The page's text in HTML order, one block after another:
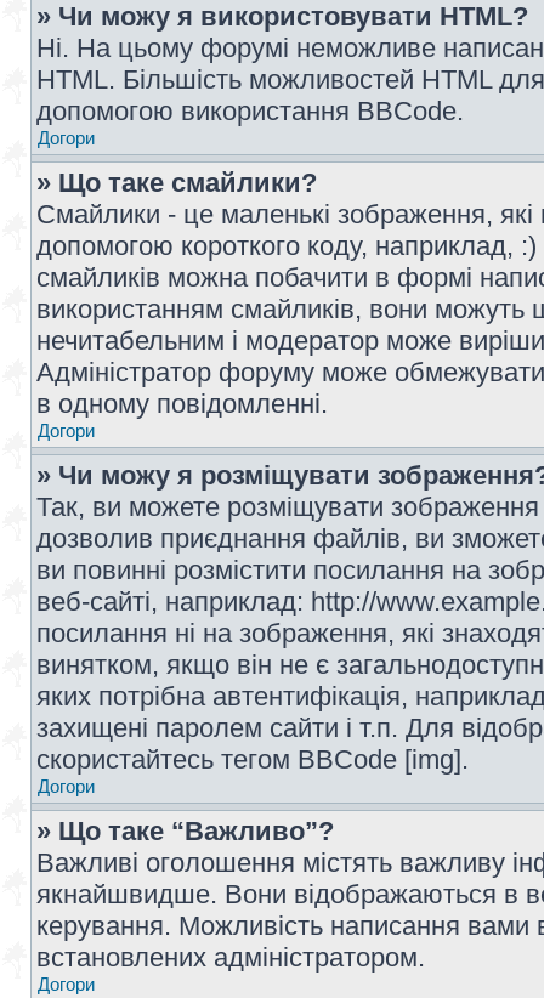
» Чи можу я використовувати HTML?
Ні. На цьому форумі неможливе
HTML. Більшість можливостей HTML
допомогою використання BBCode.
Догори
» Що таке смайлики?
Смайлики - це маленькі зображення, які
допомогою короткого коду, наприклад,
смайликів можна побачити в формі
використанням смайликів, вони
нечитабельним і модератор може
Адміністратор форуму може обмежувати
в одному повідомленні.
Догори
» Чи можу я розміщувати
Так, ви можете розміщувати
дозволив приєднання файлів, ви
ви повинні розмістити посилання на
веб-сайті, наприклад: http://
посилання ні на зображення, які
винятком, якщо він не є
яких потрібна автентифікація,
захищені паролем сайти і т.п. Для
скористайтесь тегом BBCode [img].
Догори
» Що таке “Важливо”?
Важливі оголошення містять важливу
якнайшвидше. Вони відображаються в
керування. Можливість написання
встановлених адміністратором.
Догори